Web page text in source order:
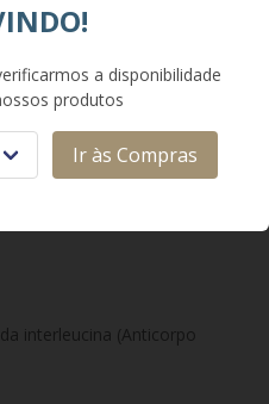
em 1 mL de solução
de cloridrato de
e água para injetáveis.
interleucina (Anticorpo
a disponibilidade
produtos
Ir às Compras